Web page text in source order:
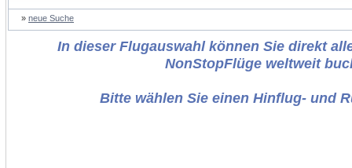
» neue Suche
In dieser Flugauswahl können Sie direkt
NonStopFlüge weltweit
Bitte wählen Sie einen Hinflug- und